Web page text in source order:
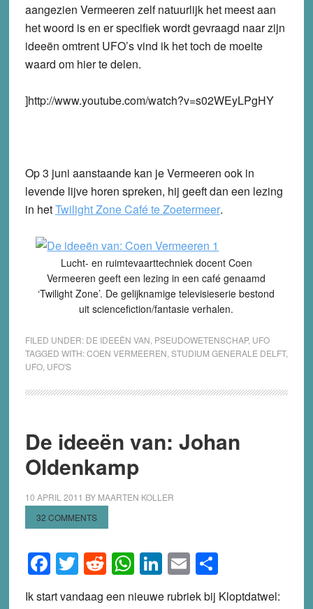
aangezien Vermeeren zelf natuurlijk het meest aan
het woord is en er specifiek wordt gevraagd naar zijn
ideeën omtrent UFO’s vind ik het toch de moeite
waard om hier te delen.
]http://www.youtube.com/watch?v=s02WEyLPgHY
Op 3 juni aanstaande kan je Vermeeren ook in
levende lijve horen spreken, hij geeft dan een lezing
in hetTwilight Zone Café te Zoetermeer.
Lucht- en ruimtevaarttechniek docent Coen
Vermeeren geeft een lezing in een café genaamd
‘Twilight Zone’. De gelijknamige televisieserie bestond
uit sciencefiction/fantasie verhalen.
FILED UNDER: DE IDEEËN VAN PSEUDOWETENSCHAP, UFO
TAGGED WITH:COEN VERMEEREN STUDIUM GENERALE DELFT,
UFO, UFO'S
De ideeën van: Johan
Oldenkamp
10 APRIL 2011 BY MAARTEN KOLLER
32 COMMENTS
Facebook
Twitter
Reddit
WhatsApp
LinkedIn
EmailShare
Ik start vandaag een nieuwe rubriek bij Kloptdatwel: